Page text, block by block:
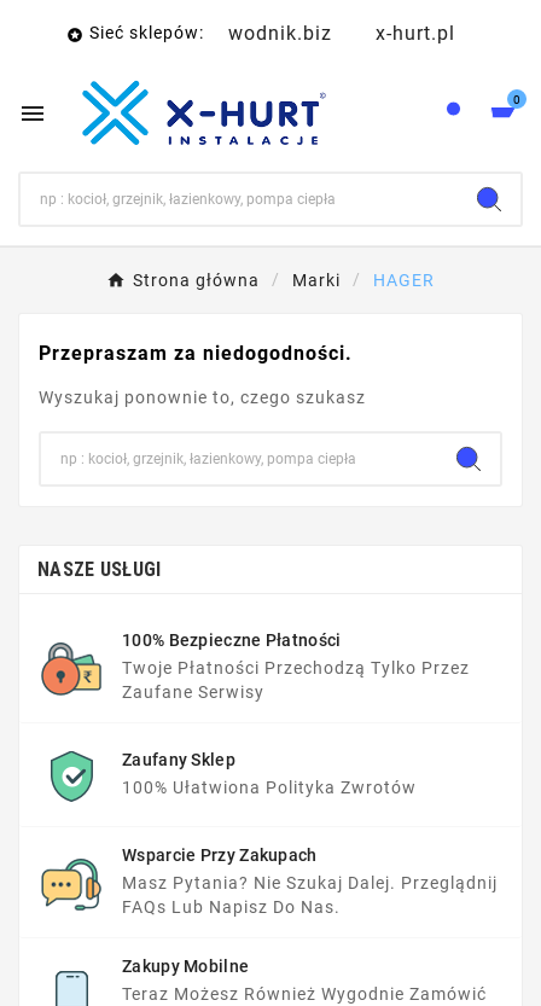
 Sieć sklepów: wodnik.biz x-hurt.pl
 0
Strona główna Marki HAGER
Przepraszam za niedogodności.
Wyszukaj ponownie to, czego szukasz
NASZE USŁUGI
100% Bezpieczne Płatności
Twoje Płatności Przechodzą Tylko Przez
Zaufane Serwisy
Zaufany Sklep
100% Ułatwiona Polityka Zwrotów
Wsparcie Przy Zakupach
Masz Pytania? Nie Szukaj Dalej. Przeglądnij
FAQs Lub Napisz Do Nas.
Zakupy Mobilne
Teraz Możesz Również Wygodnie Zamówić